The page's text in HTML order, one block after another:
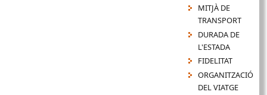
MITJÀ DE
TRANSPORT
DURADA DE
L'ESTADA
FIDELITAT
ORGANITZACIÓ
DEL VIATGE